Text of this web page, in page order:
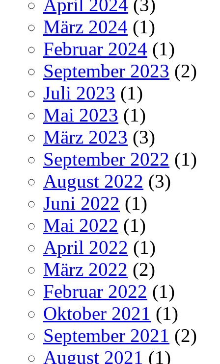
April 2024 (3)
März 2024 (1)
Februar 2024 (1)
September 2023 (2)
Juli 2023 (1)
Mai 2023 (1)
März 2023 (3)
September 2022 (1)
August 2022 (3)
Juni 2022 (1)
Mai 2022 (1)
April 2022 (1)
März 2022 (2)
Februar 2022 (1)
Oktober 2021 (1)
September 2021 (2)
August 2021 (1)